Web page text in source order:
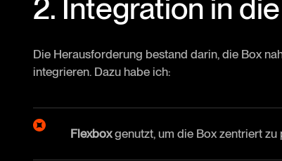
2. Integration in
Die Herausforderung bestand darin, die Box
integrieren. Dazu habe ich:
Flexboxgenutzt, um die Box zentriert zu